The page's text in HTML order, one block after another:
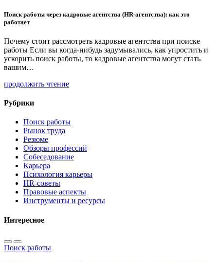
Поиск работы через кадровые агентства (HR-агентства): как это
работает
Почему стоит рассмотреть кадровые агентства при поиске
работы Если вы когда-нибудь задумывались, как упростить и
ускорить поиск работы, то кадровые агентства могут стать
вашим…
продолжить чтение
Рубрики
Поиск работы
Рынок труда
Резюме
Обзоры профессий
Собеседование
Карьера
Психология карьеры
HR-советы
Правовые аспекты
Инструменты и ресурсы
Интересное
Поиск работы